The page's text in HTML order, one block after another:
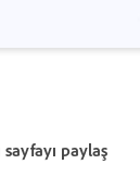
sayfayı paylaş